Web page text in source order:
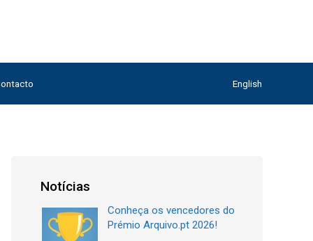
English
Notícias
Conheça os vencedores do
Prémio Arquivo.pt 2026!